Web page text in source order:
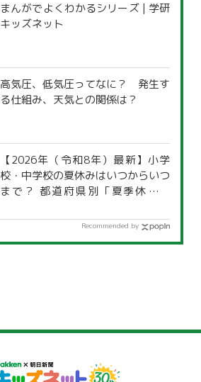
まんがでよくわかるシリーズ | 学研
キッズネット
高気圧、低気圧ってなに？ 発生す
る仕組み、天気との関係は？
【2026年（令和8年）最新】小学
校・中学校の夏休みはいつからいつ
まで？ 都道府県別「夏季休暇一
Recommended by